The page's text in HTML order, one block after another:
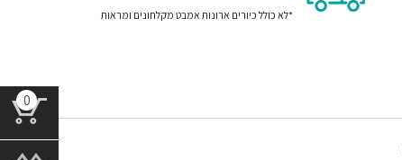
*לא כולל כיורים ארונות אמבט מקלחונים ומראות
0